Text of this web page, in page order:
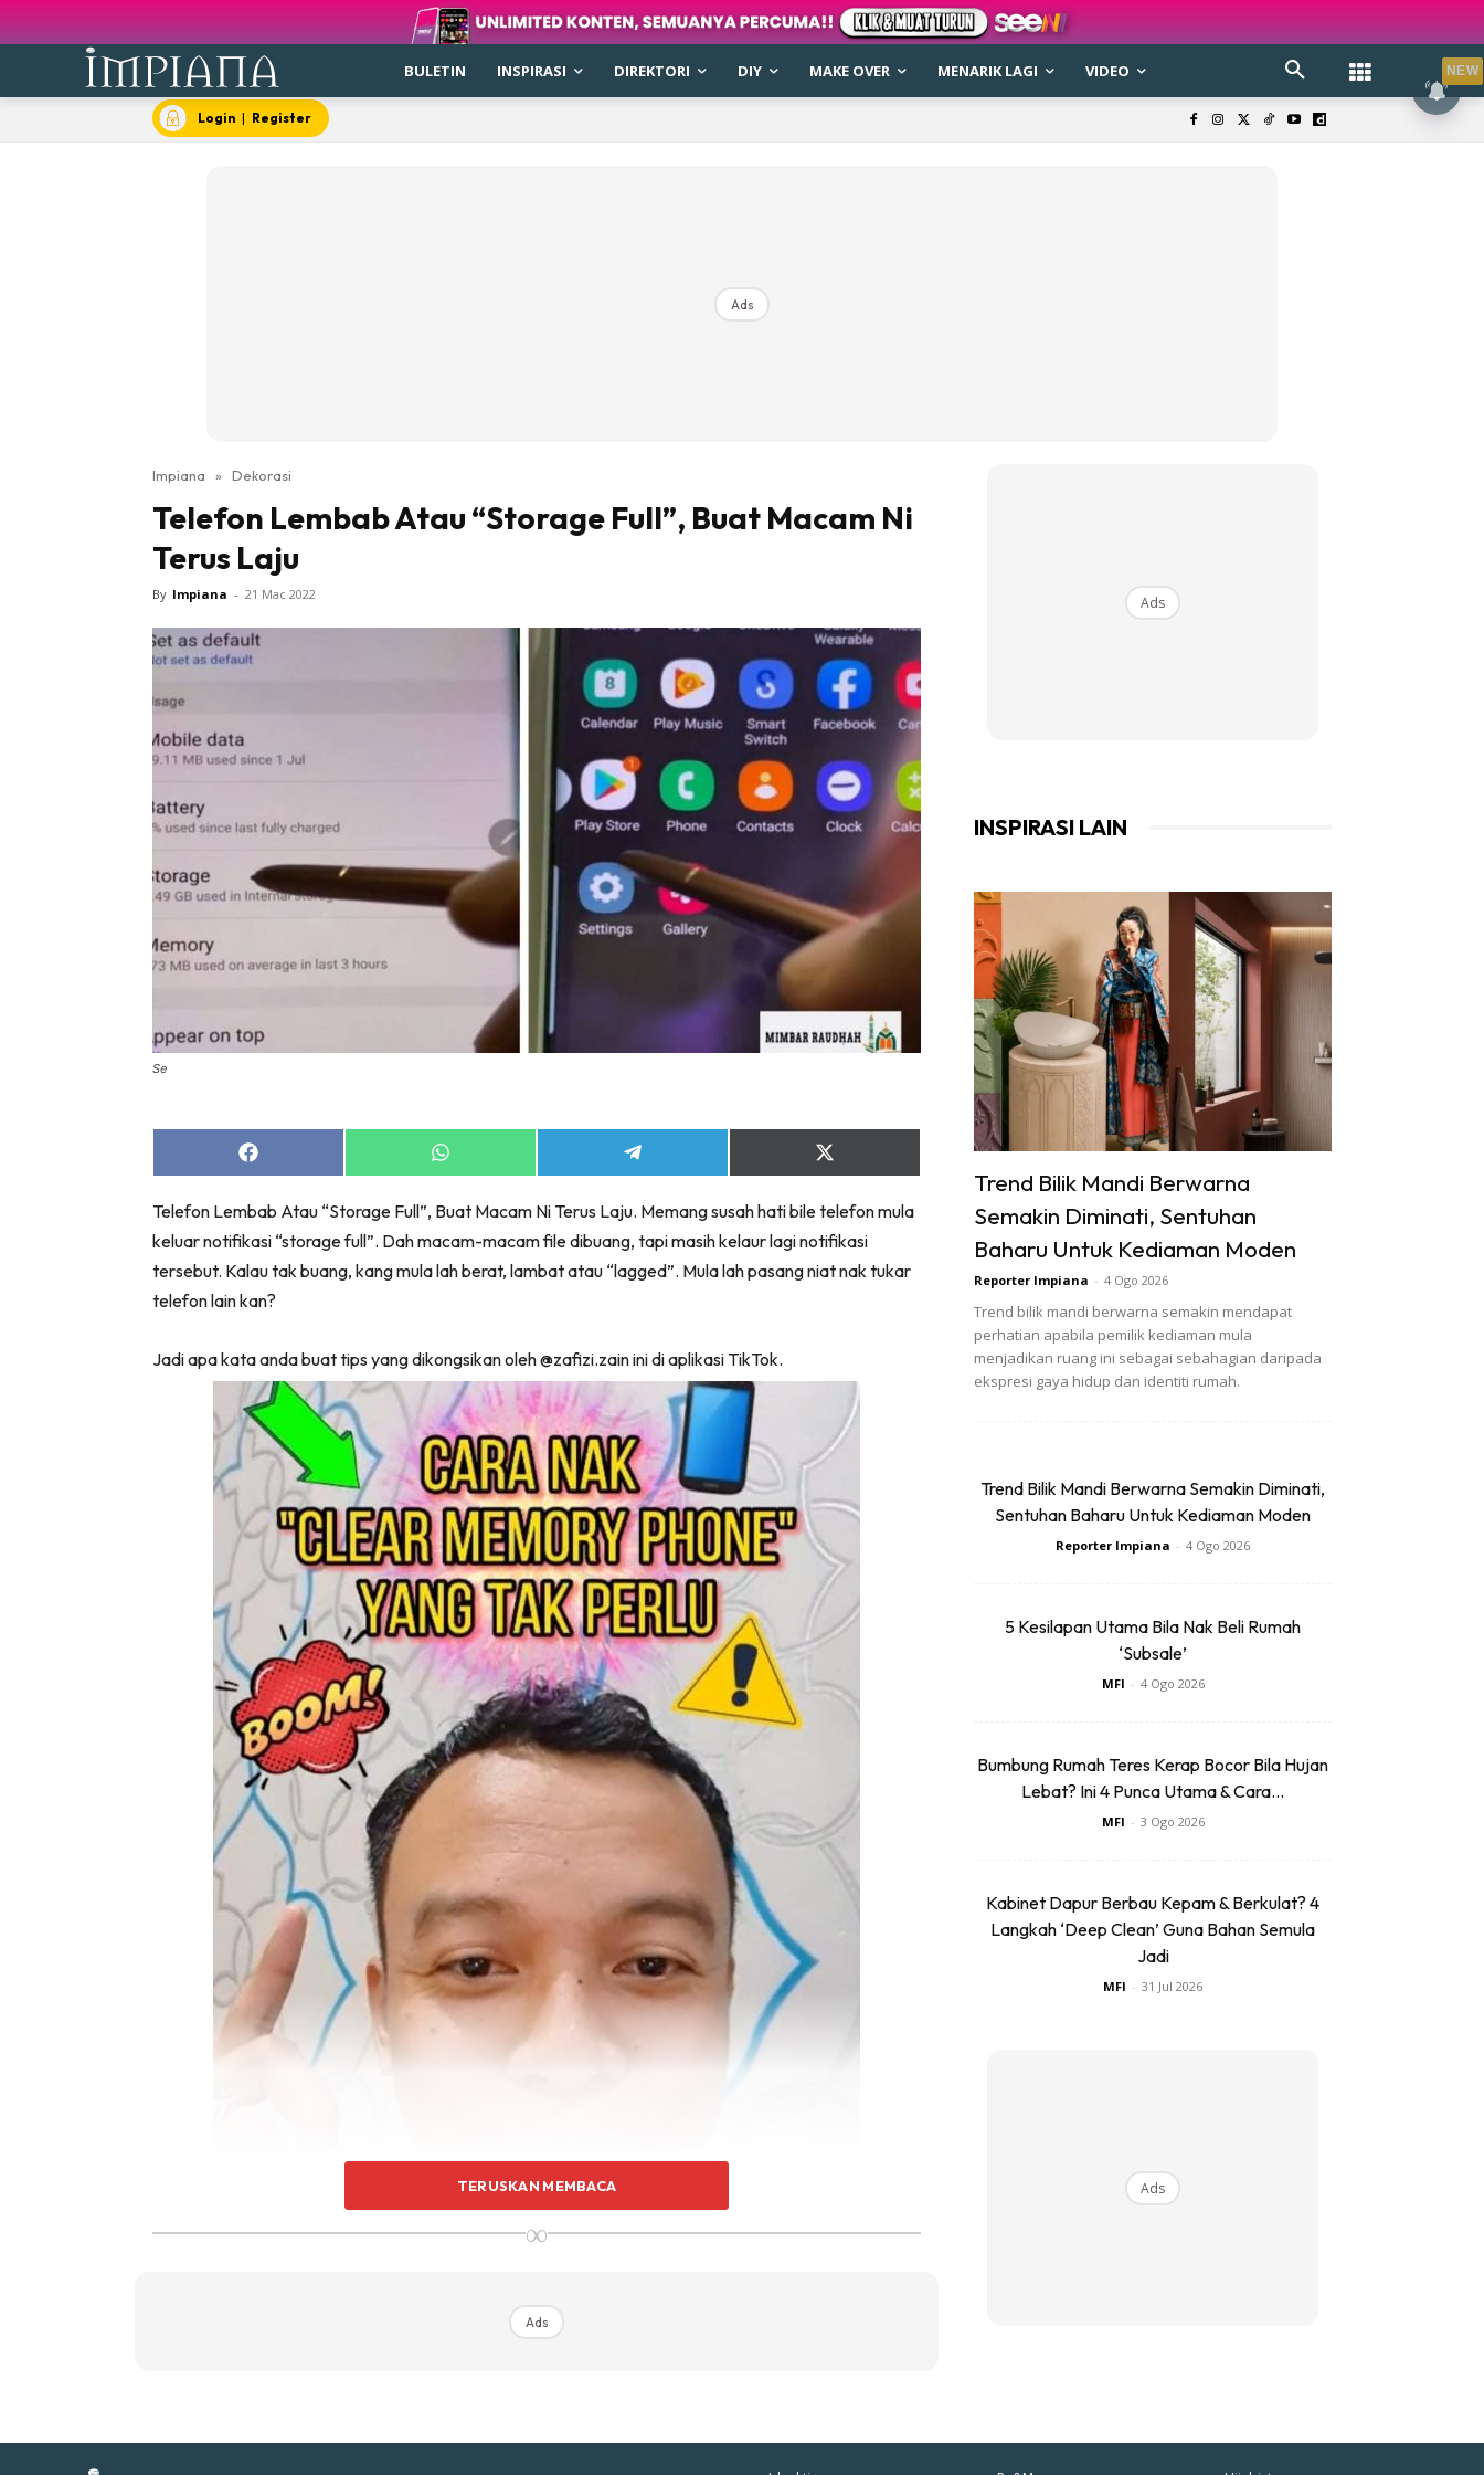
Ruang Makan
Ruang Tamu
Direktori
Interior Design
DIY
Bilik Tidur
Dapur
Bilik Air
Impiana Makeover
Makeover Ruang Selebriti
Destinasi
Hotel
Kafe
Hartanah
High Rise
Landed
Video
Beli Di Mana
Buat Sendiri
Ilham Impiana
Ilham Impiana 360
Ilham Impiana Inspirasi Selebriti
Impiana TV
Casa Impiana
Impiana MakeOver
Sembang Dekor
Sembang Laman
Tip Impiana
Tip Laman
BULETIN INSPIRASI DIREKTORI DIY MAKE OVER MENARIK LAGI VIDEO
Login | Register
Ads
Impiana » Dekorasi
Telefon Lembab Atau “Storage Full”, Buat Macam Ni
Terus Laju
By Impiana - 21 Mac 2022
Se
Share
on
Share
on
Share
on
Share
on
(Twitter)
Telefon Lembab Atau “Storage Full”, Buat Macam Ni Terus Laju. Memang susah hati bile telefon mula
keluar notifikasi “storage full”. Dah macam-macam file dibuang, tapi masih kelaur lagi notifikasi
tersebut. Kalau tak buang, kang mula lah berat, lambat atau “lagged”. Mula lah pasang niat nak tukar
telefon lain kan?
Jadi apa kata anda buat tips yang dikongsikan oleh @zafizi.zain ini di aplikasi TikTok.
TERUSKAN MEMBACA
∞
Ads
Ads
INSPIRASI LAIN
Trend Bilik Mandi Berwarna
Semakin Diminati, Sentuhan
Baharu Untuk Kediaman Moden
Reporter Impiana - 4 Ogo 2026
Trend bilik mandi berwarna semakin mendapat
perhatian apabila pemilik kediaman mula
menjadikan ruang ini sebagai sebahagian daripada
ekspresi gaya hidup dan identiti rumah.
Trend Bilik Mandi Berwarna Semakin Diminati,
Sentuhan Baharu Untuk Kediaman Moden
Reporter Impiana - 4 Ogo 2026
5 Kesilapan Utama Bila Nak Beli Rumah
‘Subsale’
MFI - 4 Ogo 2026
Bumbung Rumah Teres Kerap Bocor Bila Hujan
Lebat? Ini 4 Punca Utama & Cara...
MFI - 3 Ogo 2026
Kabinet Dapur Berbau Kepam & Berkulat? 4
Langkah ‘Deep Clean’ Guna Bahan Semula
Jadi
MFI - 31 Jul 2026
Ads
NEW